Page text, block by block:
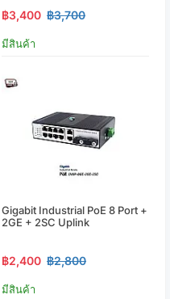
฿3,400 ฿3,700
มีสินค้า
Gigabit Industrial PoE 8 Port +
2GE + 2SC Uplink
฿2,400 ฿2,800
มีสินค้า